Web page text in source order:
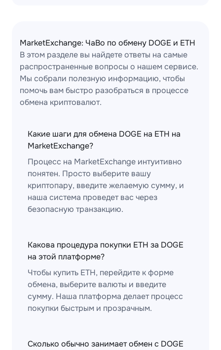
MarketExchange: ЧаВо по обмену DOGE и ETH
В этом разделе вы найдете ответы на самые
распространенные вопросы о нашем сервисе.
Мы собрали полезную информацию, чтобы
помочь вам быстро разобраться в процессе
обмена криптовалют.
Какие шаги для обмена DOGE на ETH на
MarketExchange?
Процесс на MarketExchange интуитивно
понятен. Просто выберите вашу
криптопару, введите желаемую сумму, и
наша система проведет вас через
безопасную транзакцию.
Какова процедура покупки ETH за DOGE
на этой платформе?
Чтобы купить ETH, перейдите к форме
обмена, выберите валюты и введите
сумму. Наша платформа делает процесс
покупки быстрым и прозрачным.
Сколько обычно занимает обмен с DOGE